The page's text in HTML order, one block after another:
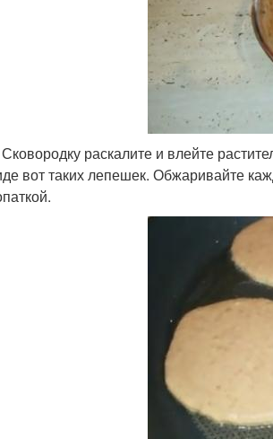
раскалите и влейте
вот таких лепешек. Обжаривайте